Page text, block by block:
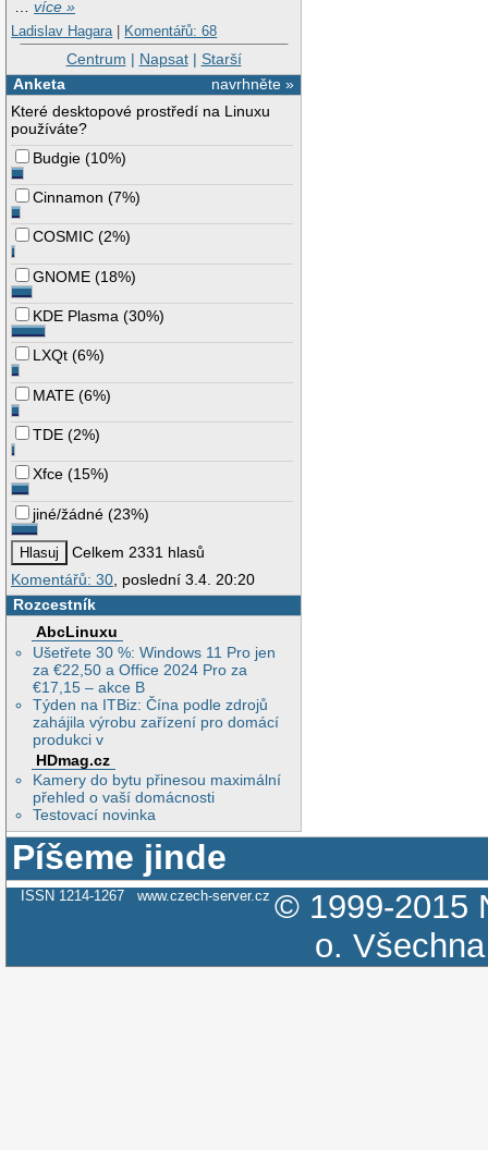
…více »
Ladislav Hagara | Komentářů: 68
Centrum | Napsat| Starší
navrhněte »
Anketa
Které desktopové prostředí na Linuxu
používáte?
Budgie (10%)
Cinnamon (7%)
COSMIC (2%)
GNOME (18%)
KDE Plasma (30%)
LXQt (6%)
MATE (6%)
TDE (2%)
Xfce (15%)
jiné/žádné (23%)
Celkem 2331 hlasů
Komentářů: 30, poslední 3.4. 20:20
Rozcestník
AbcLinuxu
Ušetřete 30 %: Windows 11 Pro jen
za €22,50 a Office 2024 Pro za
€17,15 – akce B
Týden na ITBiz: Čína podle zdrojů
zahájila výrobu zařízení pro domácí
produkci v
HDmag.cz
Kamery do bytu přinesou maximální
přehled o vaší domácnosti
Testovací novinka
Píšeme jinde
ISSN 1214-1267 www.czech-server.cz © 1999-2015
o.